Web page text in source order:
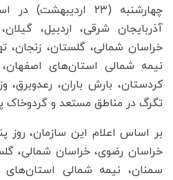
چهارشنبه (۲۳
آذربایجان شرقی، اردبیل،
خراسان شمالی، گلستان، زنجان،
نیمه شمالی استان‌های
کردستان، بارش باران،
تگرگ در مناطق مستعد و
خراسان رضوی، خراسان شمالی،
سمنان، نیمه شمالی استان‌های